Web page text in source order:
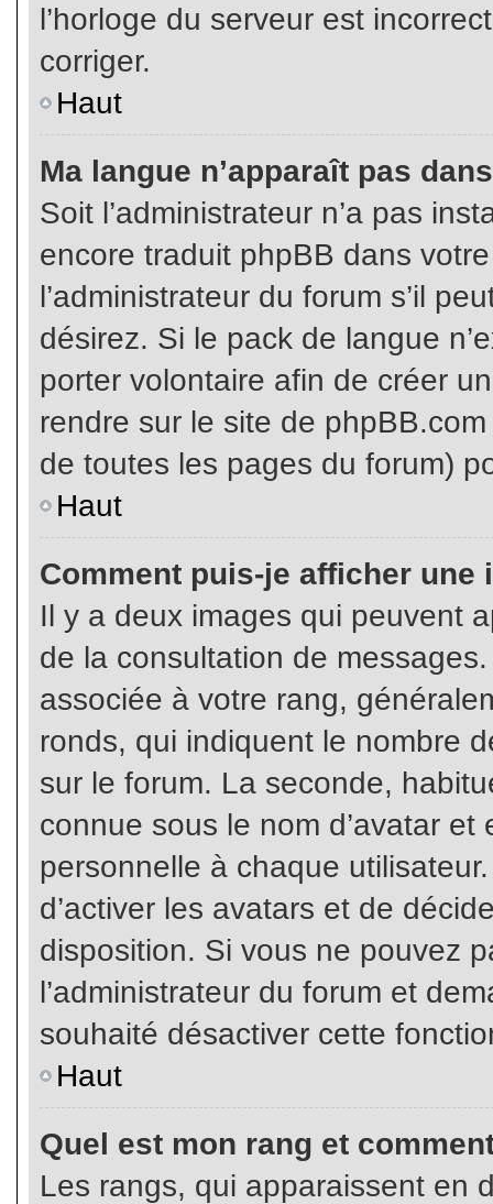
l’horloge du serveur est
corriger.
Haut
Ma langue n’apparaît pas
Soit l’administrateur n’a pas
encore traduit phpBB dans
l’administrateur du forum s’il
désirez. Si le pack de langue
porter volontaire afin de créer
rendre sur le site de
de toutes les pages du forum)
Haut
Comment puis-je afficher une
Il y a deux images qui peuvent
de la consultation de
associée à votre rang,
ronds, qui indiquent le nombre
sur le forum. La seconde,
connue sous le nom d’avatar
personnelle à chaque
d’activer les avatars et de
disposition. Si vous ne pouvez
l’administrateur du forum et
souhaité désactiver cette
Haut
Quel est mon rang et
Les rangs, qui apparaissent en